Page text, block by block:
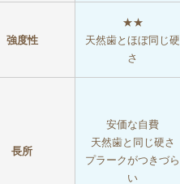
強度性
★★
天然歯とほぼ同じ硬
さ
長所
安価な自費
天然歯と同じ硬さ
プラークがつきづら
い